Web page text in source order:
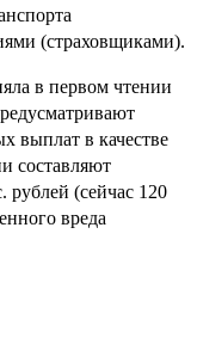
(страховщиками).
в первом чтении
выплат в качестве
составляют
(сейчас 120
вреда